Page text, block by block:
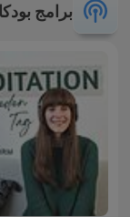
برامج